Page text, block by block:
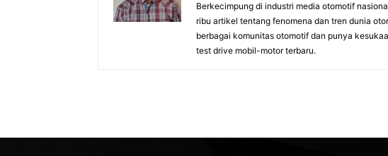
Berkecimpung di industri media otomotif
ribu artikel tentang fenomena dan tren dunia
berbagai komunitas otomotif dan punya
test drive mobil-motor terbaru.